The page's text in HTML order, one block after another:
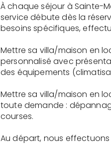
À chaque séjour à Sainte-
service débute dès la
besoins spécifiques,
Mettre sa villa/maison en
personnalisé avec
des équipements
Mettre sa villa/maison en
toute demande :
courses.
Au départ, nous